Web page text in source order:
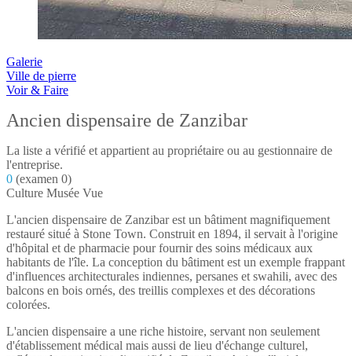
Galerie
Ville de pierre
Voir & Faire
Ancien dispensaire de Zanzibar
La liste a vérifié et appartient au propriétaire ou au gestionnaire de
l'entreprise.
0 (examen 0)
Culture Musée Vue
L'ancien dispensaire de Zanzibar est un bâtiment magnifiquement
restauré situé à Stone Town. Construit en 1894, il servait à l'origine
d'hôpital et de pharmacie pour fournir des soins médicaux aux
habitants de l'île. La conception du bâtiment est un exemple frappant
d'influences architecturales indiennes, persanes et swahili, avec des
balcons en bois ornés, des treillis complexes et des décorations
colorées.
L'ancien dispensaire a une riche histoire, servant non seulement
d'établissement médical mais aussi de lieu d'échange culturel,